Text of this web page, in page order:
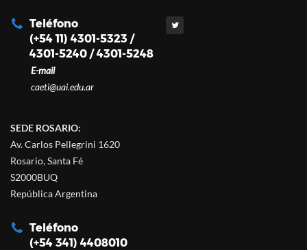
Teléfono
(+54 11) 4301-5323 /
4301-5240 / 4301-5248
E-mail
caeti@uai.edu.ar
SEDE ROSARIO:
Av. Carlos Pellegrini 1620
Rosario, Santa Fé
S2000BUQ
República Argentina
Teléfono
(+54 341) 4408010